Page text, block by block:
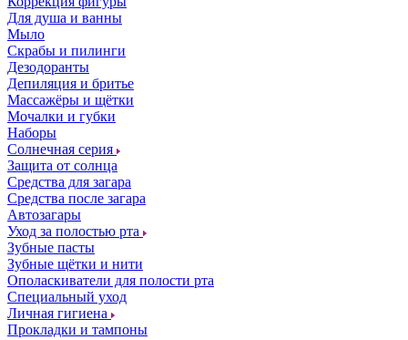
Для душа и ванны
Мыло
Скрабы и пилинги
Дезодоранты
Депиляция и бритье
Массажёры и щётки
Мочалки и губки
Наборы
Солнечная серия
Защита от солнца
Средства для загара
Средства после загара
Автозагары
Уход за полостью рта
Зубные пасты
Зубные щётки и нити
Ополаскиватели для полости рта
Специальный уход
Личная гигиена
Прокладки и тампоны